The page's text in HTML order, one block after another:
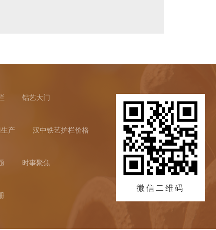
铝艺大门
产 汉中铁艺护栏价格
时事聚焦
微信二维码